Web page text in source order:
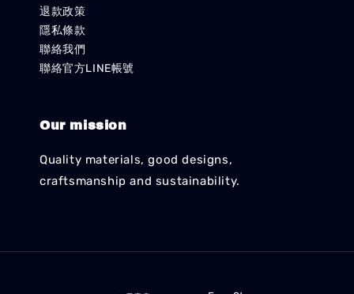
退款政策
隱私條款
聯絡我們
聯絡官方LINE帳號
Our mission
Quality materials, good designs,
craftsmanship and sustainability.